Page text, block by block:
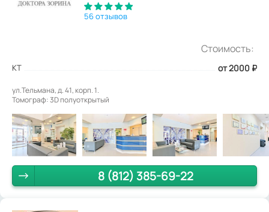
56 отзывов
Стоимость:
КТ от 2000 ₽
ул.Тельмана, д. 41, корп. 1.
Томограф: 3D полуоткрытый
8 (812) 385-69-22